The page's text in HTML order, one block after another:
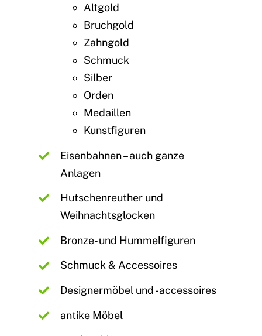
Altgold
Bruchgold
Zahngold
Schmuck
Silber
Orden
Medaillen
Kunstfiguren
Eisenbahnen – auch ganze
Anlagen
Hutschenreuther und
Weihnachtsglocken
Bronze- und Hummelfiguren
Schmuck & Accessoires
Designermöbel und -accessoires
antike Möbel